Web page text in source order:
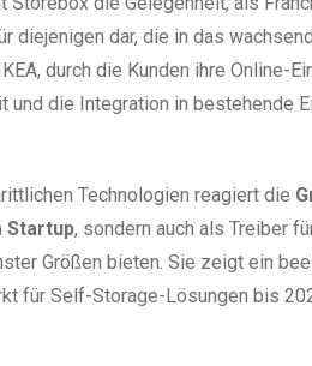
diejenigen dar, die in das
durch die Kunden ihre Online-
die Integration in bestehende
Technologien reagiert die
Startup, sondern auch als Treiber
Größen bieten. Sie zeigt ein
für Self-Storage-Lösungen bis